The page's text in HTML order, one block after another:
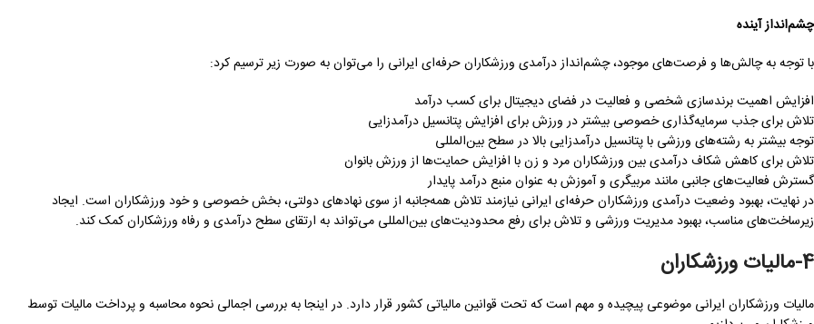
چشم‌انداز آینده
با توجه به چالش‌ها و فرصت‌های موجود، چشم‌انداز درآمدی ورزشکاران حرفه‌ای ایرانی را می‌توان به صورت زیر ترسیم کرد:
افزایش اهمیت برندسازی شخصی و فعالیت در فضای دیجیتال برای کسب درآمد
تلاش برای جذب سرمایه‌گذاری خصوصی بیشتر در ورزش برای افزایش پتانسیل درآمدزایی
توجه بیشتر به رشته‌های ورزشی با پتانسیل درآمدزایی بالا در سطح بین‌المللی
تلاش برای کاهش شکاف درآمدی بین ورزشکاران مرد و زن با افزایش حمایت‌ها از ورزش بانوان
گسترش فعالیت‌های جانبی مانند مربیگری و آموزش به عنوان منبع درآمد پایدار
در نهایت، بهبود وضعیت درآمدی ورزشکاران حرفه‌ای ایرانی نیازمند تلاش همه‌جانبه از سوی نهادهای دولتی، بخش خصوصی و خود ورزشکاران است. ایجاد
زیرساخت‌های مناسب، بهبود مدیریت ورزشی و تلاش برای رفع محدودیت‌های بین‌المللی می‌تواند به ارتقای سطح درآمدی و رفاه ورزشکاران کمک کند.
4-مالیات ورزشکاران
مالیات ورزشکاران ایرانی موضوعی پیچیده و مهم است که تحت قوانین مالیاتی کشور قرار دارد. در اینجا به بررسی اجمالی نحوه محاسبه و پرداخت مالیات توسط